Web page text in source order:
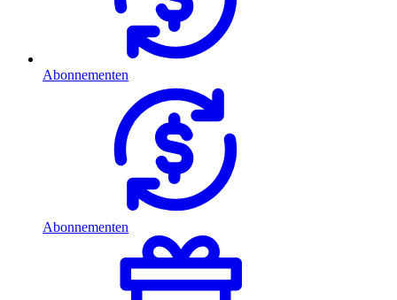
Abonnementen
Abonnementen